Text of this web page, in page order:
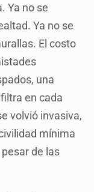
Ya no se
Ya no se
El costo
una
en cada
volvió invasiva,
mínima
de las